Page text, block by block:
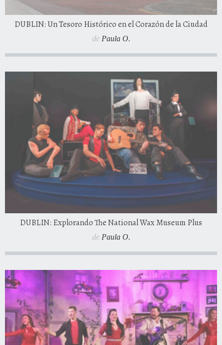
DUBLIN: Un Tesoro Histórico en el Corazón de la Ciudad
de Paula O.
DUBLIN: Explorando The National Wax Museum Plus
de Paula O.